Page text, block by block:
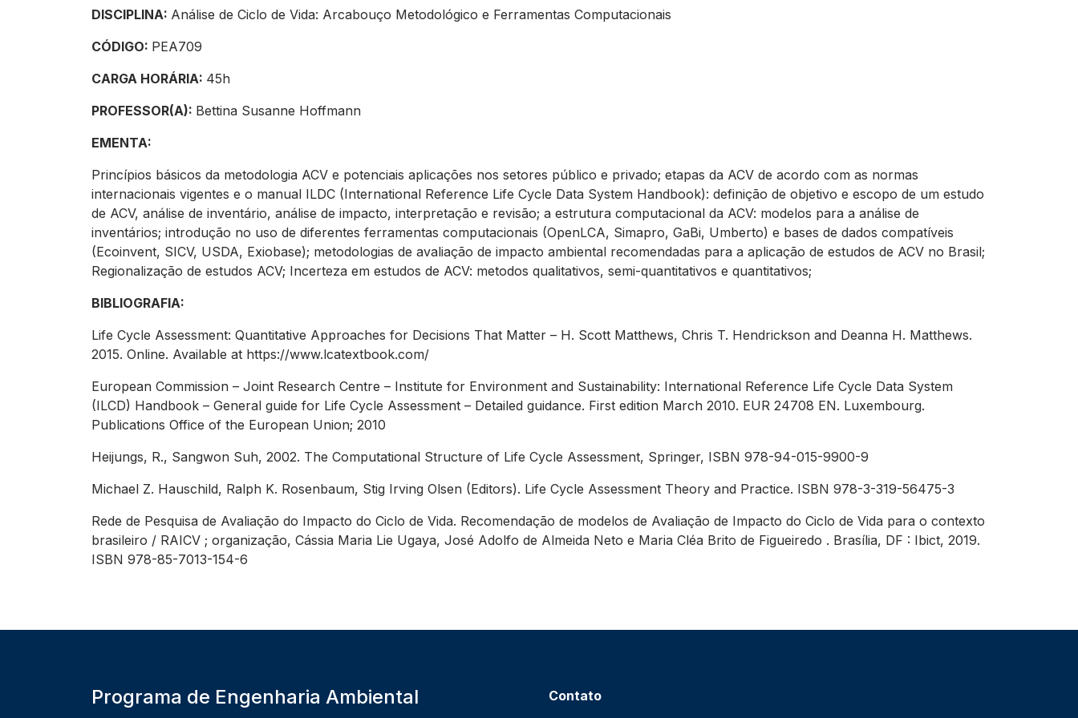
DISCIPLINA: Análise de Ciclo de Vida: Arcabouço Metodológico e Ferramentas Computacionais
CÓDIGO: PEA709
CARGA HORÁRIA: 45h
PROFESSOR(A): Bettina Susanne Hoffmann
EMENTA:
Princípios básicos da metodologia ACV e potenciais aplicações nos setores público e privado; etapas da ACV de acordo com as normas
internacionais vigentes e o manual ILDC (International Reference Life Cycle Data System Handbook): definição de objetivo e escopo de um estudo
de ACV, análise de inventário, análise de impacto, interpretação e revisão; a estrutura computacional da ACV: modelos para a análise de
inventários; introdução no uso de diferentes ferramentas computacionais (OpenLCA, Simapro, GaBi, Umberto) e bases de dados compatíveis
(Ecoinvent, SICV, USDA, Exiobase); metodologias de avaliação de impacto ambiental recomendadas para a aplicação de estudos de ACV no Brasil;
Regionalização de estudos ACV; Incerteza em estudos de ACV: metodos qualitativos, semi-quantitativos e quantitativos;
BIBLIOGRAFIA:
Life Cycle Assessment: Quantitative Approaches for Decisions That Matter – H. Scott Matthews, Chris T. Hendrickson and Deanna H. Matthews.
2015. Online. Available at https://www.lcatextbook.com/
European Commission – Joint Research Centre – Institute for Environment and Sustainability: International Reference Life Cycle Data System
(ILCD) Handbook – General guide for Life Cycle Assessment – Detailed guidance. First edition March 2010. EUR 24708 EN. Luxembourg.
Publications Office of the European Union; 2010
Heijungs, R., Sangwon Suh, 2002. The Computational Structure of Life Cycle Assessment, Springer, ISBN 978-94-015-9900-9
Michael Z. Hauschild, Ralph K. Rosenbaum, Stig Irving Olsen (Editors). Life Cycle Assessment Theory and Practice. ISBN 978-3-319-56475-3
Rede de Pesquisa de Avaliação do Impacto do Ciclo de Vida. Recomendação de modelos de Avaliação de Impacto do Ciclo de Vida para o contexto
brasileiro / RAICV ; organização, Cássia Maria Lie Ugaya, José Adolfo de Almeida Neto e Maria Cléa Brito de Figueiredo . Brasília, DF : Ibict, 2019.
ISBN 978-85-7013-154-6
Programa de Engenharia Ambiental Contato